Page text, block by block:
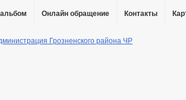
Онлайн обращение Контакты